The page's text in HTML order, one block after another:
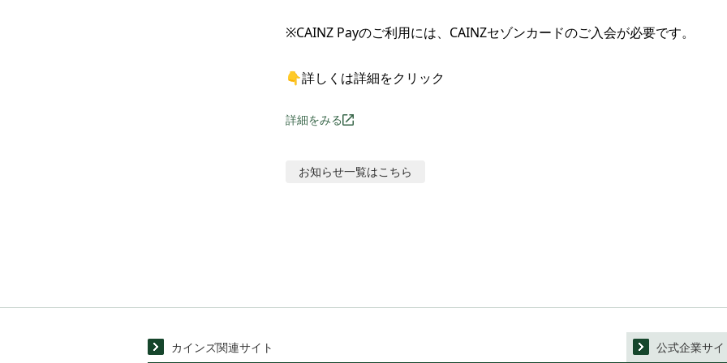
※CAINZ Payの​ご利用には、​CAINZセゾンカードの​ご入会が​必要です。
👇詳しくは詳細をクリック
詳細をみる
お知らせ一覧はこちら
カインズ関連サイト 公式企業サ